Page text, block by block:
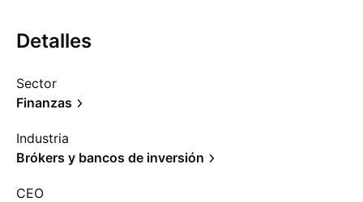
Detalles
Sector
Finanzas
Industria
Brókers y bancos de inversión
CEO